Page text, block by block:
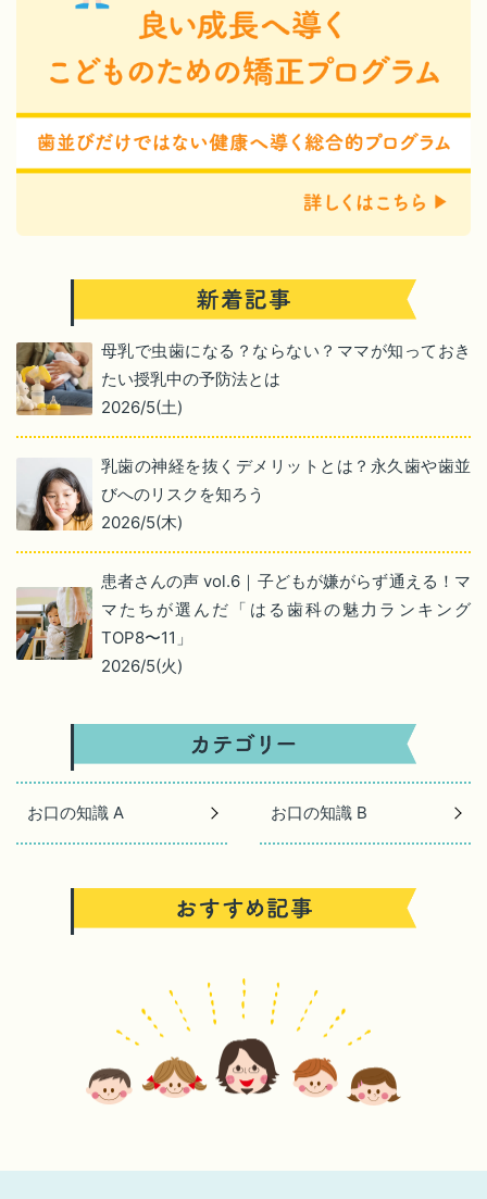
母乳で虫歯になる？ならない？ママが知っておき
たい授乳中の予防法とは
2026/5(土)
乳歯の神経を抜くデメリットとは？永久歯や歯並
びへのリスクを知ろう
2026/5(木)
患者さんの声 vol.6｜子どもが嫌がらず通える！マ
マたちが選んだ「はる歯科の魅力ランキング
TOP8〜11」
2026/5(火)
お口の知識 A お口の知識 B